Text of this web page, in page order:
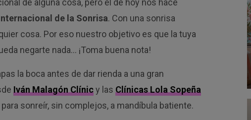
de alguna cosa, pero el de hoy nos hace
de la Sonrisa. Con una sonrisa
cosa. Por eso nuestro objetivo es que la tuya
negarte nada… ¡Toma buena nota!
la boca antes de dar rienda a una gran
Iván Malagón Clínicy las Clínicas Lola Sopeña
sonreír, sin complejos, a mandíbula batiente.